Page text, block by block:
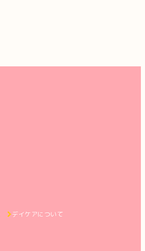
デイケアについて